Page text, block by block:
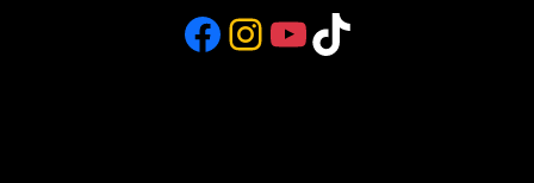
Facebook
Instagram
YouTube
TikTok